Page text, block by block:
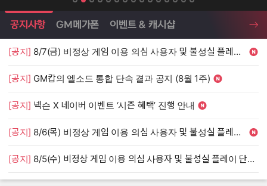
엘소드 소식
공지사항 GM메가폰 이벤트 & 캐시샵
[공지] 8/7(금) 비정상 게임 이용 의심 사용자 및 불성실 플레이 단속 안내
[공지] GM캅의 엘소드 통합 단속 결과 공지 (8월 1주)
[공지] 넥슨 X 네이버 이벤트 ‘시즌 혜택’ 진행 안내
[공지] 8/6(목) 비정상 게임 이용 의심 사용자 및 불성실 플레이 단속 안내
[공지] 8/5(수) 비정상 게임 이용 의심 사용자 및 불성실 플레이 단속 안내